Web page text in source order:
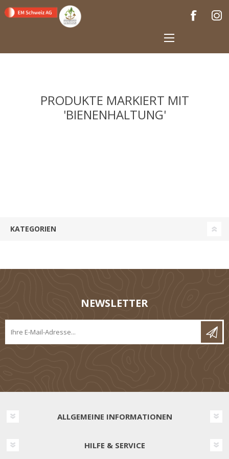
PRODUKTE MARKIERT MIT
'BIENENHALTUNG'
KATEGORIEN
NEWSLETTER
ALLGEMEINE INFORMATIONEN
HILFE & SERVICE